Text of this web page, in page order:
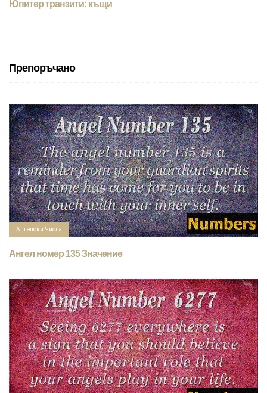
Юпитер транзити: къщи
Препоръчано
Ангелски Числа
Ангел номер 135 Значение